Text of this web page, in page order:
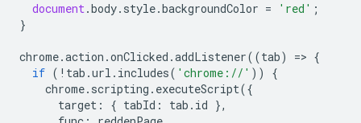
document .body. style.backgroundColor = 'red' ;
}
chrome.action .onClicked .addListener((tab) => {
if ( ! tab .url . includes( 'chrome://' ))
{
chrome. scripting . executeScript({
target : { tabId : tab . id },